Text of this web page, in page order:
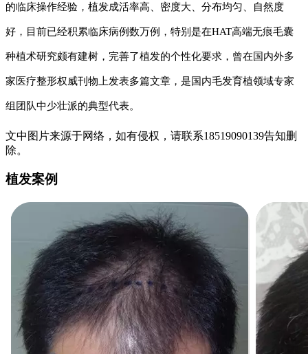
的临床操作经验，植发成活率高、密度大、分布均匀、自然度
好，目前已经积累临床病例数万例，特别是在HAT高端无痕毛囊
种植术研究颇有建树，完善了植发的个性化要求，曾在国内外多
家医疗整形权威刊物上发表多篇文章，是国内毛发育植领域专家
组团队中少壮派的典型代表。
文中图片来源于网络，如有侵权，请联系18519090139告知删
除。
植发案例